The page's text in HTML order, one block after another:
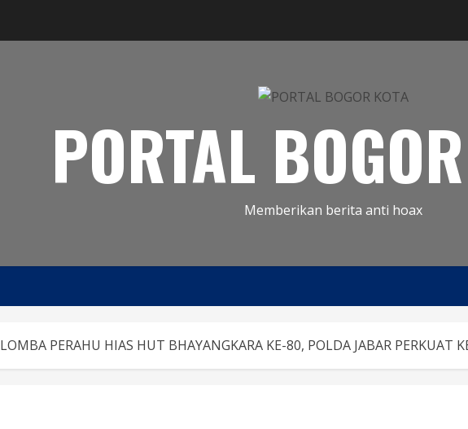
PORTAL
Memberikan berita anti hoax
LOMBA PERAHU HIAS HUT BHAYANGKARA KE-80, POLDA JABAR PERKUAT